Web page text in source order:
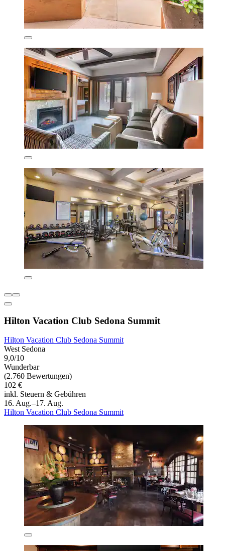
Hilton Vacation Club Sedona Summit
Hilton Vacation Club Sedona Summit
West Sedona
9,0/10
Wunderbar
(2.760 Bewertungen)
102 €
inkl. Steuern & Gebühren
16. Aug.–17. Aug.
Hilton Vacation Club Sedona Summit